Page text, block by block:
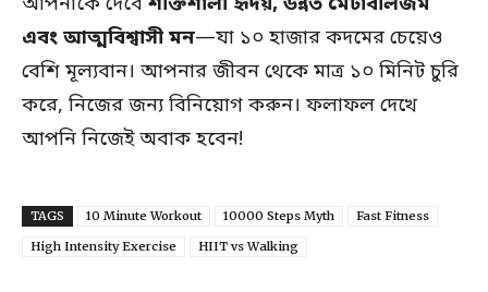
এবং আত্মবিশ্বাসী মন—যা ১০ হাজার কদমের চেয়েও
বেশি মূল্যবান। আপনার জীবন থেকে মাত্র ১০ মিনিট চুরি
করে, নিজের জন্য বিনিয়োগ করুন। ফলাফল দেখে
আপনি নিজেই অবাক হবেন!
TAGS 10 Minute Workout 10000 Steps Myth
Fast Fitness
High Intensity Exercise
HIIT vs Walking